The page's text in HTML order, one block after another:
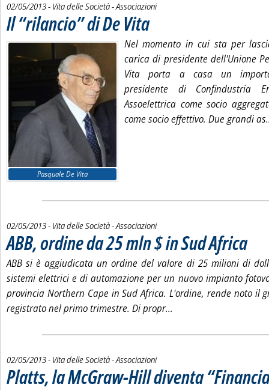
02/05/2013- Vita delle Società - Associazioni
Il “rilancio” di De Vita. Pubblicata giovedì 02 maggio 2013 alle 14.28.
Pasquale De Vita
Nel momento in cui sta per
carica di presidente dell'Unione
Vita porta a casa un
presidente di Confindustria
Assoelettrica come socio
come socio effettivo. Due grandi
02/05/2013- Vita delle Società - Associazioni
ABB, ordine da 25 mln $ in Sud Africa.
ABB si è aggiudicata un ordine del valore di 25 milioni di
sistemi elettrici e di automazione per un nuovo impianto
provincia Northern Cape in Sud Africa. L'ordine, rende noto il
registrato nel primo trimestre. Di propr...
02/05/2013- Vita delle Società - Associazioni
Platts, la McGraw-Hill diventa